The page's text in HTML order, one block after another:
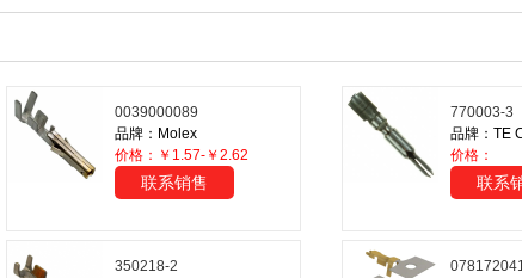
0039000089
品牌：Molex
价格：￥1.57-￥2.62
联系销售
770003-3
价格：
联系
350218-2